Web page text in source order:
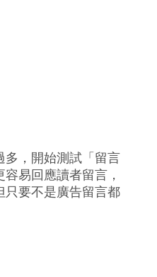
多，開始測試「留言
易回應讀者留言，
只要不是廣告留言都